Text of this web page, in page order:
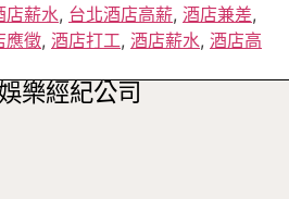
店薪水, 台北酒店高薪, 酒店兼差,
應徵, 酒店打工, 酒店薪水, 酒店高
樂經紀公司